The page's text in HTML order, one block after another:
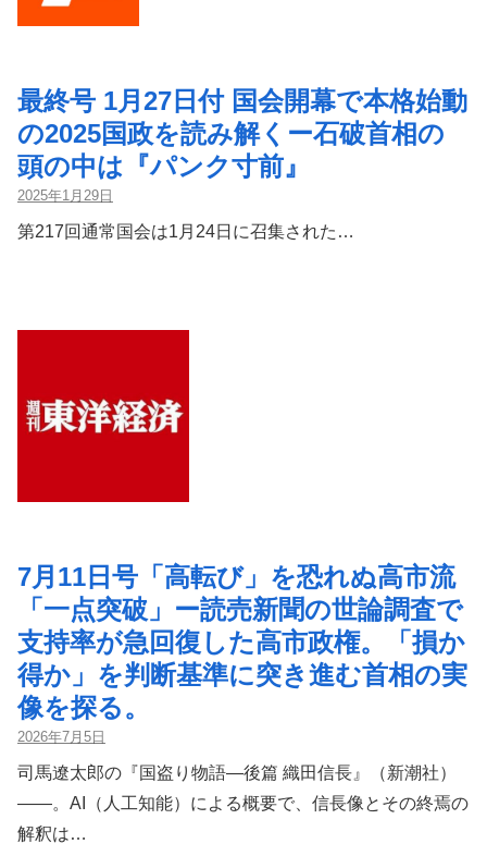
最終号 1月27日付 国会開幕で本格始動
の2025国政を読み解くー石破首相の
頭の中は『パンク寸前』
2025年1月29日
第217回通常国会は1月24日に召集された…
7月11日号「高転び」を恐れぬ高市流
「一点突破」ー読売新聞の世論調査で
支持率が急回復した高市政権。「損か
得か」を判断基準に突き進む首相の実
像を探る。
2026年7月5日
司馬遼太郎の『国盗り物語―後篇 織田信長』（新潮社）
――。AI（人工知能）による概要で、信長像とその終焉の
解釈は…